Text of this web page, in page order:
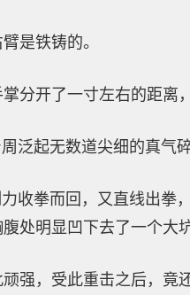
是铁铸的。
分开了一寸左右的距离
泛起无数道尖细的真气
收拳而回，又直线出拳
处明显凹下去了一个大坑
强，受此重击之后，竟